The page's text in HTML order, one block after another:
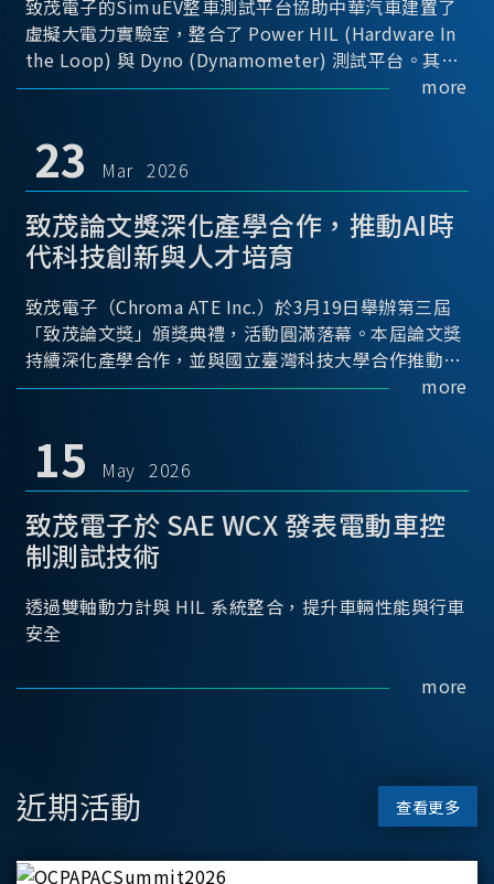
致茂電子的SimuEV整車測試平台協助中華汽車建置了
虛擬大電力實驗室，整合了 Power HIL (Hardware In
the Loop) 與 Dyno (Dynamometer) 測試平台。其中
Power HIL 建立OBC (Onboard Charger) 與 DC/DC轉
馬達待測物重現車輛行駛時的負載工況...
more
23 Mar 2026
致茂論文獎深化產學合作，推動AI時
代科技創新與人才培育
致茂電子（Chroma ATE Inc.）於3月19日舉辦第三屆
「致茂論文獎」頒獎典禮，活動圓滿落幕。本屆論文獎
持續深化產學合作，並與國立臺灣科技大學合作推動，
透過建立與產業需求緊密連結的交流平台，促進學術研
育。
more
15 May 2026
致茂電子於 SAE WCX 發表電動車控
制測試技術
透過雙軸動力計與 HIL 系統整合，提升車輛性能與行車
安全
more
近期活動 查看更多